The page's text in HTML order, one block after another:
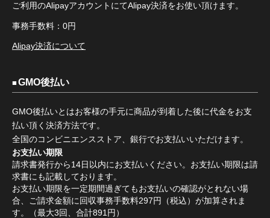
ご利用のAlipayアカウントにてAlipay決済をお使い頂けます。
事務手数料：0円
Alipay決済について
GMO後払い
GMO後払いとはお客様の手元に商品が到着した後に代金をお支
払い頂く決済方法です。
全国のコンビニエンスストア、銀行でお支払いいただけます。
お支払い期限
請求書発行から14日以内にお支払いください。お支払い期限は請
求書にも記載しております。
お支払い期限を一定期間過ぎてもお支払いの確認がとれない場
合、ご請求金額に回収事務手数料297円（税込）が加算されま
す。（最大3回、合計891円）